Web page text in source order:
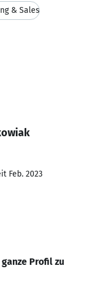
& Sales
Feb. 2023
Profil zu